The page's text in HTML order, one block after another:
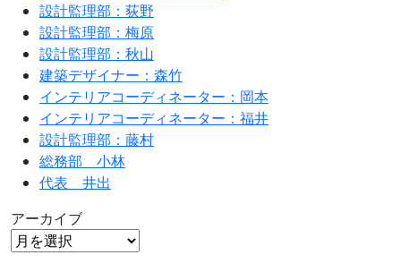
設計監理部：荻野
設計監理部：梅原
設計監理部：秋山
建築デザイナー：森竹
インテリアコーディネーター：岡本
インテリアコーディネーター：福井
設計監理部：藤村
総務部 小林
代表 井出
アーカイブ